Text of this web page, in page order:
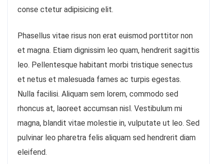
conse ctetur adipisicing elit.
Phasellus vitae risus non erat euismod porttitor non
et magna. Etiam dignissim leo quam, hendrerit sagittis
leo. Pellentesque habitant morbi tristique senectus
et netus et malesuada fames ac turpis egestas.
Nulla facilisi. Aliquam sem lorem, commodo sed
rhoncus at, laoreet accumsan nisl. Vestibulum mi
magna, blandit vitae molestie in, vulputate ut leo. Sed
pulvinar leo pharetra felis aliquam sed hendrerit diam
eleifend.